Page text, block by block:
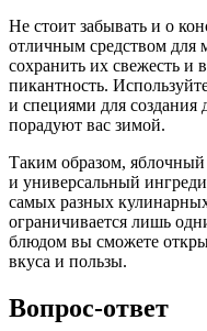
Не стоит забывать и о
отличным средством для
сохранить их свежесть и
пикантность.
и специями для
порадуют вас зимой.
Таким образом,
и универсальный
самых разных
ограничивается лишь
блюдом вы сможете
вкуса и пользы.
Вопрос-ответ